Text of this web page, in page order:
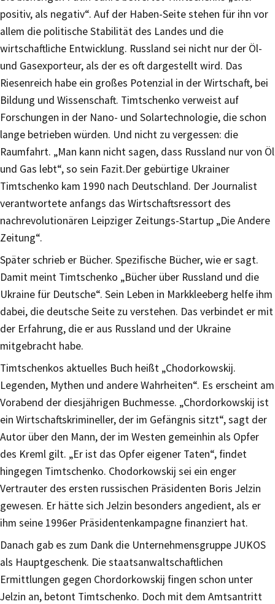
positiv, als negativ“. Auf der Haben-Seite stehen für ihn vor
allem die politische Stabilität des Landes und die
wirtschaftliche Entwicklung. Russland sei nicht nur der Öl-
und Gasexporteur, als der es oft dargestellt wird. Das
Riesenreich habe ein großes Potenzial in der Wirtschaft, bei
Bildung und Wissenschaft. Timtschenko verweist auf
Forschungen in der Nano- und Solartechnologie, die schon
lange betrieben würden. Und nicht zu vergessen: die
Raumfahrt. „Man kann nicht sagen, dass Russland nur von Öl
und Gas lebt“, so sein Fazit.Der gebürtige Ukrainer
Timtschenko kam 1990 nach Deutschland. Der Journalist
verantwortete anfangs das Wirtschaftsressort des
nachrevolutionären Leipziger Zeitungs-Startup „Die Andere
Zeitung“.
Später schrieb er Bücher. Spezifische Bücher, wie er sagt.
Damit meint Timtschenko „Bücher über Russland und die
Ukraine für Deutsche“. Sein Leben in Markkleeberg helfe ihm
dabei, die deutsche Seite zu verstehen. Das verbindet er mit
der Erfahrung, die er aus Russland und der Ukraine
mitgebracht habe.
Timtschenkos aktuelles Buch heißt „Chodorkowskij.
Legenden, Mythen und andere Wahrheiten“. Es erscheint am
Vorabend der diesjährigen Buchmesse. „Chordorkowskij ist
ein Wirtschaftskrimineller, der im Gefängnis sitzt“, sagt der
Autor über den Mann, der im Westen gemeinhin als Opfer
des Kreml gilt. „Er ist das Opfer eigener Taten“, findet
hingegen Timtschenko. Chodorkowskij sei ein enger
Vertrauter des ersten russischen Präsidenten Boris Jelzin
gewesen. Er hätte sich Jelzin besonders angedient, als er
ihm seine 1996er Präsidentenkampagne finanziert hat.
Danach gab es zum Dank die Unternehmensgruppe JUKOS
als Hauptgeschenk. Die staatsanwaltschaftlichen
Ermittlungen gegen Chordorkowskij fingen schon unter
Jelzin an, betont Timtschenko. Doch mit dem Amtsantritt